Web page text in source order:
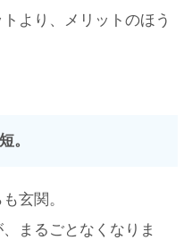
より、メリットのほう
。
玄関。
まるごとなくなりま